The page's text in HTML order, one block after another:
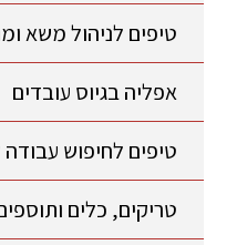
טיפים לניהול משא
אפליה בגיוס עובדים
טיפים לחיפוש עבודה
טריקים, כלים